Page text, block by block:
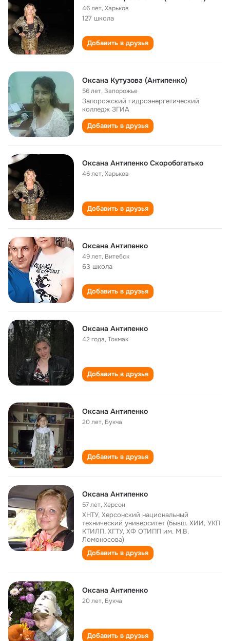
46 лет,Харьков
127 школа
Добавить в друзья
Оксана Кутузова (Антипенко)
56 лет,Запорожье
Запорожский гидроэнергетический
колледж ЗГИА
Добавить в друзья
Оксана Антипенко Скоробогатько
46 лет,Харьков
Добавить в друзья
Оксана Антипенко
49 лет, Витебск
63 школа
Добавить в друзья
Оксана Антипенко
42 года,Токмак
Добавить в друзья
Оксана Антипенко
20 лет, Букча
Добавить в друзья
Оксана Антипенко
57 лет,Херсон
ХНТУ, Херсонский национальный
технический университет (бывш. ХИИ, УКП
КТИЛП, ХГТУ, ХФ ОТИПП им. М.В.
Ломоносова)
Добавить в друзья
Оксана Антипенко
20 лет, Букча
Добавить в друзья